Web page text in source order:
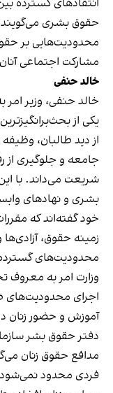
انتقادهای گسترده
حقوق بشری
محدودیت‌هایی بر
مشارکت اجتماعی
خالد حنفی
خالد حنفی، وزیر
یکی از
از دید طالبان،
جامعه و جلوگیری از
شریعت می‌داند. با
بشری و نهادهای
خود گفته‌اند که
زمینه حقوق،
محدودیت‌های
وزارت امر به
اجرای محدودیت‌های
آموزش و حضور زنان
دفتر حقوق بشر
مدافع حقوق زنان
فردی محدود